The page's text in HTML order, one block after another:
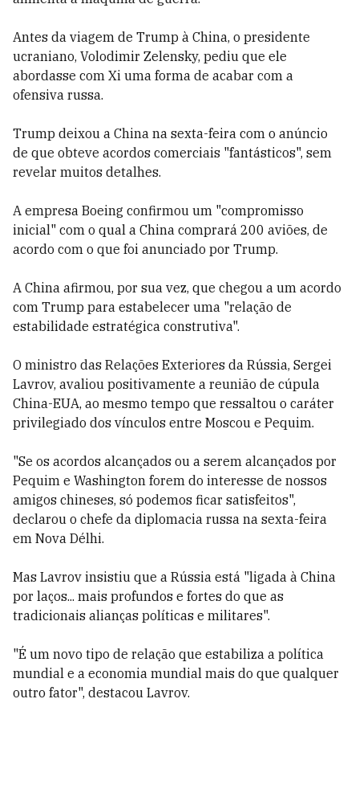
Antes da viagem de Trump à China, o presidente
ucraniano, Volodimir Zelensky, pediu que ele
abordasse com Xi uma forma de acabar com a
ofensiva russa.
Trump deixou a China na sexta-feira com o anúncio
de que obteve acordos comerciais "fantásticos", sem
revelar muitos detalhes.
A empresa Boeing confirmou um "compromisso
inicial" com o qual a China comprará 200 aviões, de
acordo com o que foi anunciado por Trump.
A China afirmou, por sua vez, que chegou a um acordo
com Trump para estabelecer uma "relação de
estabilidade estratégica construtiva".
O ministro das Relações Exteriores da Rússia, Sergei
Lavrov, avaliou positivamente a reunião de cúpula
China-EUA, ao mesmo tempo que ressaltou o caráter
privilegiado dos vínculos entre Moscou e Pequim.
"Se os acordos alcançados ou a serem alcançados por
Pequim e Washington forem do interesse de nossos
amigos chineses, só podemos ficar satisfeitos",
declarou o chefe da diplomacia russa na sexta-feira
em Nova Délhi.
Mas Lavrov insistiu que a Rússia está "ligada à China
por laços... mais profundos e fortes do que as
tradicionais alianças políticas e militares".
"É um novo tipo de relação que estabiliza a política
mundial e a economia mundial mais do que qualquer
outro fator", destacou Lavrov.